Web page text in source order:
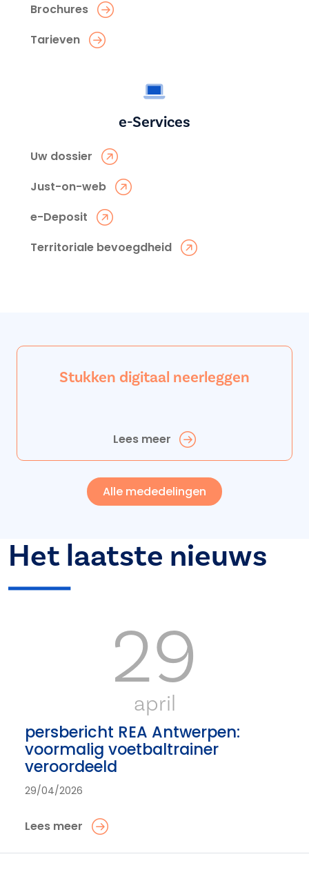
Brochures
Tarieven
e-Services
Uw dossier
Just-on-web
e-Deposit
Territoriale bevoegdheid
Stukken digitaal neerleggen
Lees meer
Alle mededelingen
Het laatste nieuws
29
april
persbericht REA Antwerpen:
voormalig voetbaltrainer
veroordeeld
29/04/2026
Lees meer